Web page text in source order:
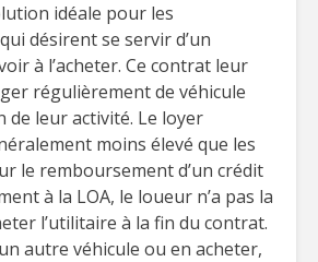
idéale pour les
désirent se servir d’un
à l’acheter. Ce contrat leur
régulièrement de véhicule
de leur activité. Le loyer
moins élevé que les
le remboursement d’un crédit
à la LOA, le loueur n’a pas la
l’utilitaire à la fin du contrat.
autre véhicule ou en acheter,